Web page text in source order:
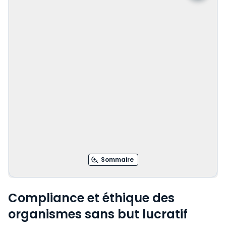
Sommaire
Compliance et éthique des
organismes sans but lucratif